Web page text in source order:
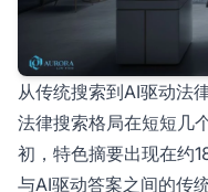
从传统搜索到AI驱动法
法律搜索格局在短短几
初，特色摘要出现在约
与AI驱动答案之间的传